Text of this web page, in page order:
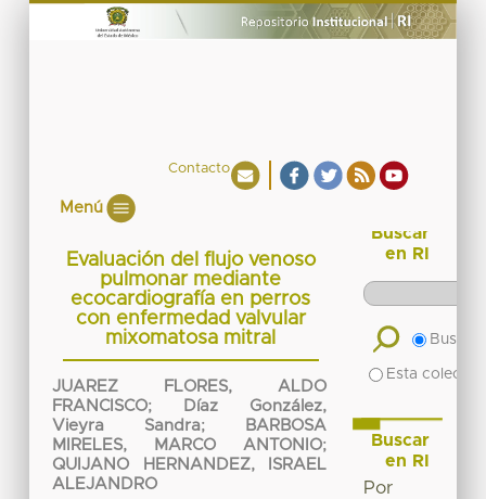
Contacto
Menú
Evaluación del flujo venoso
pulmonar mediante
ecocardiografía en perros
con enfermedad valvular
mixomatosa mitral
JUAREZ FLORES, ALDO
FRANCISCO;
Díaz González,
Vieyra Sandra;
BARBOSA
MIRELES, MARCO ANTONIO;
QUIJANO HERNANDEZ, ISRAEL
ALEJANDRO
Buscar
en RI
Buscar
Esta
Buscar
en RI
Por